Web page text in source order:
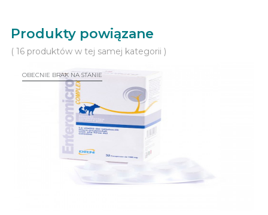
Produkty powiązane
( 16 produktów w tej samej kategorii )
OBECNIE BRAK NA STANIE